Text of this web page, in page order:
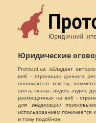
Юридические
Protocol.ua обладает
веб - страницах данного
понимаются тексты,
шота, сканы, видео, аудио,
размещенных на веб -
для индексации
использованием понимается
и тому подобное.